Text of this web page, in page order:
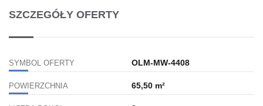
SZCZEGÓŁY OFERTY
SYMBOL OFERTY OLM-MW-4408
POWIERZCHNIA 65,50 m²